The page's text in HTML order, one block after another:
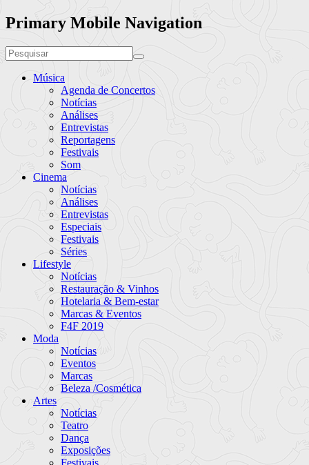
Primary Mobile Navigation
Música
Agenda de Concertos
Notícias
Análises
Entrevistas
Reportagens
Festivais
Som
Cinema
Notícias
Análises
Entrevistas
Especiais
Festivais
Séries
Lifestyle
Notícias
Restauração & Vinhos
Hotelaria & Bem-estar
Marcas & Eventos
F4F 2019
Moda
Notícias
Eventos
Marcas
Beleza /Cosmética
Artes
Notícias
Teatro
Dança
Exposições
Festivais